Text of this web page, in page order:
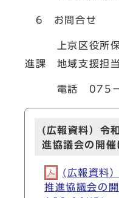
6 お問合せ
上京区役所保
進課 地域支援担当
電話 075－
(広報資料）令
進協議会の開催
(広報資料
推進協議会の